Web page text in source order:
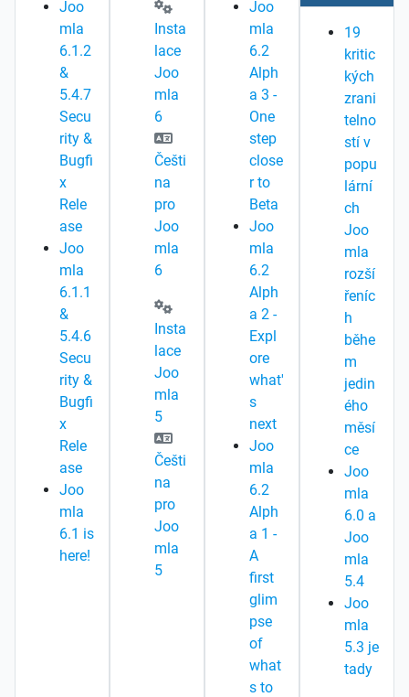
Joo
mla
6.1.2
&
5.4.7
Secu
rity &
Bugfi
x
Rele
ase
Joo
mla
6.1.1
&
5.4.6
Secu
rity &
Bugfi
x
Rele
ase
Joo
mla
6.1 is
here!
Insta
lace
Joo
mla
6
Češti
na
pro
Joo
mla
6
Insta
lace
Joo
mla
5
Češti
na
pro
Joo
mla
5
Joo
mla
6.2
Alph
a 3 -
One
step
close
r to
Beta
Joo
mla
6.2
Alph
a 2 -
Expl
ore
what'
s
next
Joo
mla
6.2
Alph
a 1 -
A
first
glim
pse
of
what
s to
19
kritic
kých
zrani
telno
stí v
popu
lární
ch
Joo
mla
rozší
řeníc
h
běhe
m
jedin
ého
měsí
ce
Joo
mla
6.0 a
Joo
mla
5.4
Joo
mla
5.3 je
tady